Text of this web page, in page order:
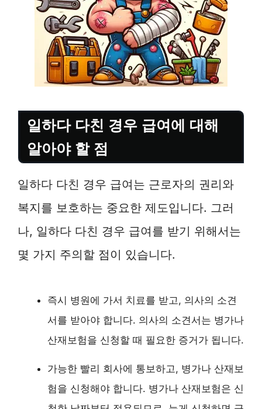
일하다 다친 경우 급여에 대해
알아야 할 점
일하다 다친 경우 급여는 근로자의 권리와
복지를 보호하는 중요한 제도입니다. 그러
나, 일하다 다친 경우 급여를 받기 위해서는
몇 가지 주의할 점이 있습니다.
즉시 병원에 가서 치료를 받고, 의사의 소견
서를 받아야 합니다. 의사의 소견서는 병가나
산재보험을 신청할 때 필요한 증거가 됩니다.
가능한 빨리 회사에 통보하고, 병가나 산재보
험을 신청해야 합니다. 병가나 산재보험은 신